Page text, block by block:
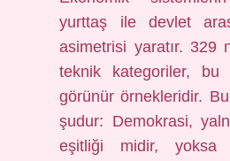
yurttaş ile devlet
asimetrisi yaratır. 329
teknik kategoriler, bu
görünür örnekleridir.
şudur: Demokrasi,
eşitliği midir, yoksa